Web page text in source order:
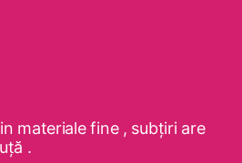
materiale fine , subţiri are
.